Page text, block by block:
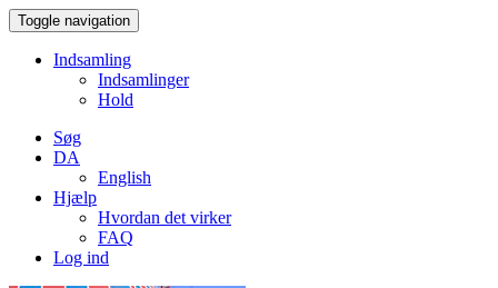
Toggle navigation
Indsamling
Indsamlinger
Hold
Søg
DA
English
Hjælp
Hvordan det virker
FAQ
Log ind